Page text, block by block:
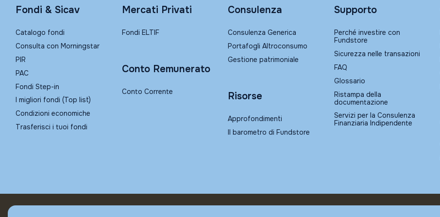
Fondi & Sicav
Catalogo fondi
Consulta con Morningstar
PIR
PAC
Fondi Step-in
I migliori fondi (Top list)
Condizioni economiche
Trasferisci i tuoi fondi
Mercati Privati
Fondi ELTIF
Conto Remunerato
Conto Corrente
Consulenza
Consulenza Generica
Portafogli Altroconsumo
Gestione patrimoniale
Risorse
Approfondimenti
Il barometro di Fundstore
Supporto
Perché investire con
Fundstore
Sicurezza nelle transazioni
FAQ
Glossario
Ristampa della
documentazione
Servizi per la Consulenza
Finanziaria Indipendente